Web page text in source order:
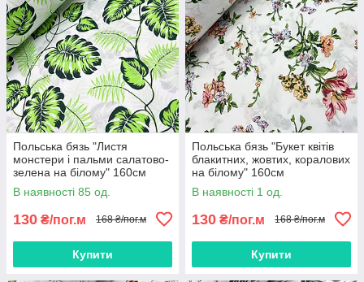
Польська бязь "Листя
монстери і пальми салатово-
зелена на білому" 160см
В наявності 85 од.
130 ₴/пог.м 168 ₴/пог.м
Купити
Польська бязь "Букет квітів
блакитних, жовтих, коралових
на білому" 160см
В наявності 1 од.
130 ₴/пог.м 168 ₴/пог.м
Купити